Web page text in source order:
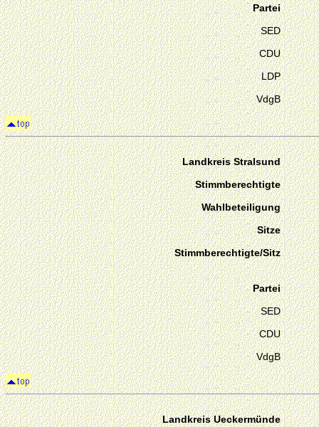
Partei
SED
CDU
LDP
VdgB
Landkreis Stralsund
Stimmberechtigte
Wahlbeteiligung
Sitze
Stimmberechtigte/Sitz
Partei
SED
CDU
VdgB
Landkreis Ueckermünde